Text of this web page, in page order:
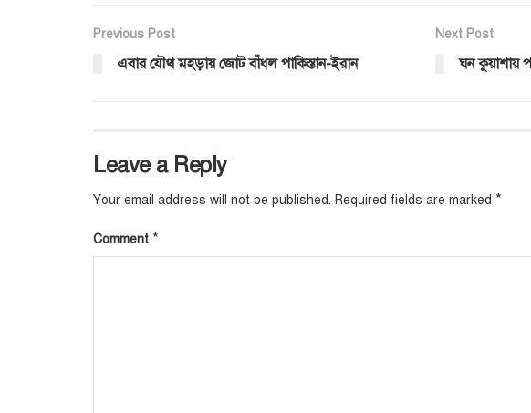
Previous Post
এবার যৌথ মহড়ায় জোট বাঁধল পাকিস্তান-ইরান
Next Post
ঘন কুয়াশায়
Leave a Reply
Your email address will not be published. Required fields are marked *
Comment *